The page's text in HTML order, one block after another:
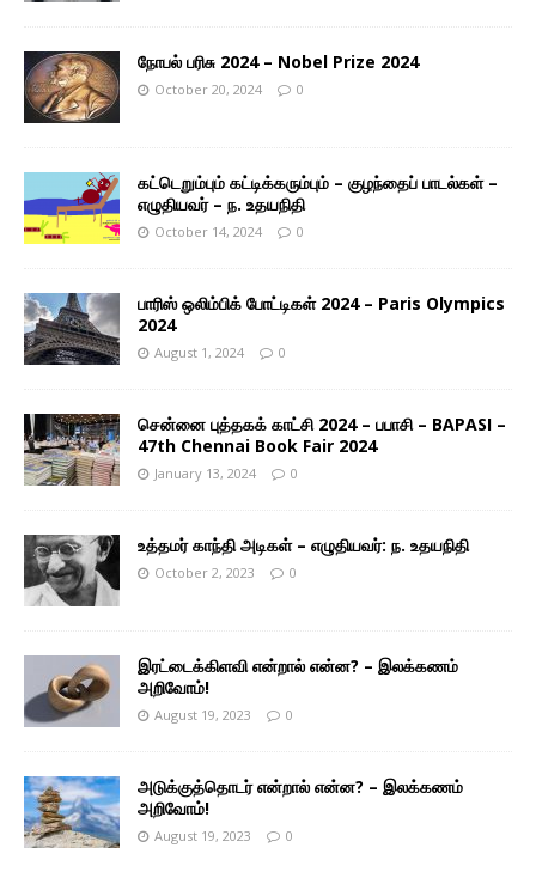
நோபல் பரிசு 2024 – Nobel Prize 2024
October 20, 2024 0
கட்டெறும்பும் கட்டிக்கரும்பும் – குழந்தைப் பாடல்கள் –
எழுதியவர் – ந. உதயநிதி
October 14, 2024 0
பாரிஸ் ஒலிம்பிக் போட்டிகள் 2024 – Paris Olympics
2024
August 1, 2024 0
சென்னை புத்தகக் காட்சி 2024 – பபாசி – BAPASI –
47th Chennai Book Fair 2024
January 13, 2024 0
உத்தமர் காந்தி அடிகள் – எழுதியவர்: ந. உதயநிதி
October 2, 2023 0
இரட்டைக்கிளவி என்றால் என்ன? – இலக்கணம்
அறிவோம்!
August 19, 2023 0
அடுக்குத்தொடர் என்றால் என்ன? – இலக்கணம்
அறிவோம்!
August 19, 2023 0